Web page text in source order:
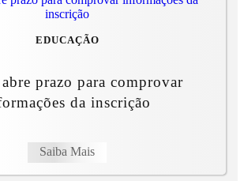
EDUCAÇÃO
prazo para comprovar
da inscrição
Saiba Mais